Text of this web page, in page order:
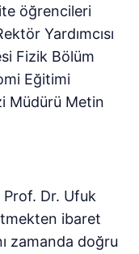
öğrencileri
Yardımcısı
Fizik Bölüm
Eğitimi
Müdürü Metin
Prof. Dr. Ufuk
ibaret
zamanda doğru